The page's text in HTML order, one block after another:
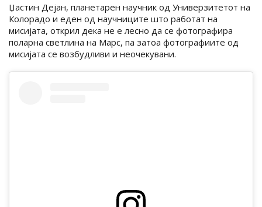
Џастин Дејан, планетарен научник од Универзитетот на
Колорадо и еден од научниците што работат на
мисијата, открил дека не е лесно да се фотографира
поларна светлина на Марс, па затоа фотографиите од
мисијата се возбудливи и неочекувани.